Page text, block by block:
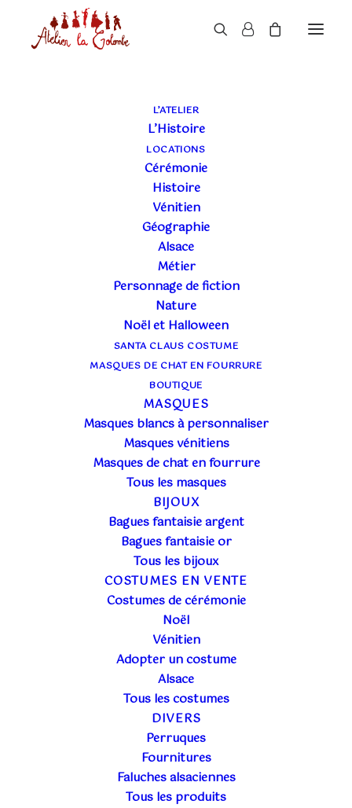
L’ATELIER
L’Histoire
LOCATIONS
Cérémonie
Histoire
Vénitien
Géographie
Alsace
Métier
Personnage de fiction
Nature
Noël et Halloween
SANTA CLAUS COSTUME
MASQUES DE CHAT EN FOURRURE
BOUTIQUE
MASQUES
Masques blancs à personnaliser
Masques vénitiens
Masques de chat en fourrure
Tous les masques
BIJOUX
Bagues fantaisie argent
Bagues fantaisie or
Tous les bijoux
COSTUMES EN VENTE
Costumes de cérémonie
Noël
Vénitien
Adopter un costume
Alsace
Tous les costumes
DIVERS
Perruques
Fournitures
Faluches alsaciennes
Tous les produits
COLOMBINE BLEU
ET OR PUNTA
0.3 kg
Punta
AJOUTER